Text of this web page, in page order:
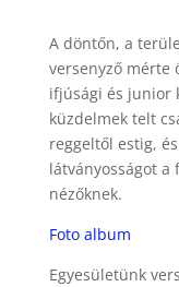
A döntőn, a
versenyző mérte
ifjúsági és junior
küzdelmek telt
reggeltől estig,
látványosságot
nézőknek.
Foto album
Egyesületünk